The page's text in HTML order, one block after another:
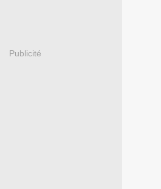
Publicité